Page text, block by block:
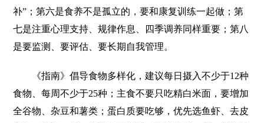
补”；第六是食养不是孤立的，要和康复训练一起做；第
七是注重心理支持、规律作息、四季调养同样重要；第八
是要监测、要评估、要长期自我管理。
《指南》倡导食物多样化，建议每日摄入不少于12种
食物、每周不少于25种；主食不要只吃精白米面，要增加
全谷物、杂豆和薯类；蛋白质要吃够，优先选鱼虾、去皮